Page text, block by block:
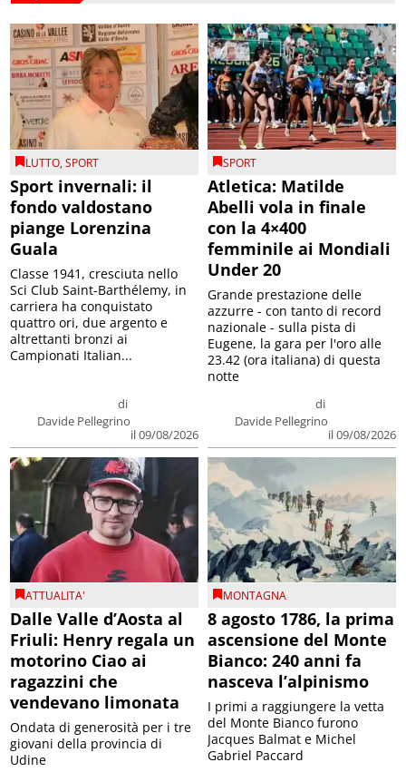
LUTTO,SPORT
Sport invernali: il
fondo valdostano
piange Lorenzina
Guala
di
Davide Pellegrino
il 09/08/2026
Classe 1941, cresciuta nello
Sci Club Saint-Barthélemy, in
carriera ha conquistato
quattro ori, due argento e
altrettanti bronzi ai
Campionati Italian...
SPORT
Atletica: Matilde
Abelli vola in finale
con la 4×400
femminile ai Mondiali
Under 20
di
Davide Pellegrino
il 09/08/2026
Grande prestazione delle
azzurre - con tanto di record
nazionale - sulla pista di
Eugene, la gara per l'oro alle
23.42 (ora italiana) di questa
notte
ATTUALITA'
Dalle Valle d’Aosta al
Friuli: Henry regala un
motorino Ciao ai
ragazzini che
vendevano limonata
Ondata di generosità per i tre
giovani della provincia di
Udine
MONTAGNA
8 agosto 1786, la prima
ascensione del Monte
Bianco: 240 anni fa
nasceva l’alpinismo
I primi a raggiungere la vetta
del Monte Bianco furono
Jacques Balmat e Michel
Gabriel Paccard